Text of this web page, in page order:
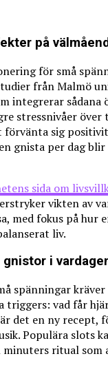
på
för små
från Malmö
integrerar
stressnivåer över
sig
gnista per dag blir
sida om
vikten av
med fokus på hur
liv.
i
spänningar kräver
triggers: vad får
det en ny recept,
Populära slots
minuters ritual